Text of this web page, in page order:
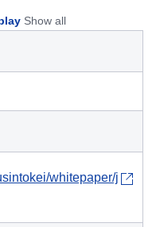
Show all
whitepaper/j